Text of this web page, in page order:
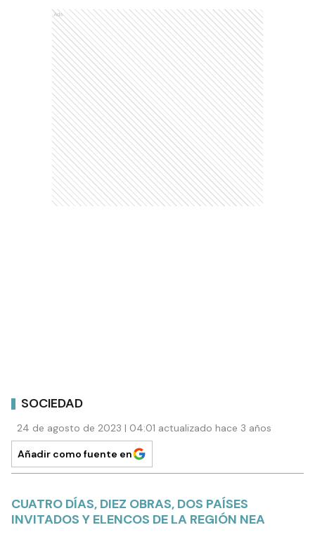
Ads
SOCIEDAD
24 de agosto de 2023 | 04:01 actualizado hace 3 años
Añadir como fuente en
CUATRO DÍAS, DIEZ OBRAS, DOS PAÍSES
INVITADOS Y ELENCOS DE LA REGIÓN NEA